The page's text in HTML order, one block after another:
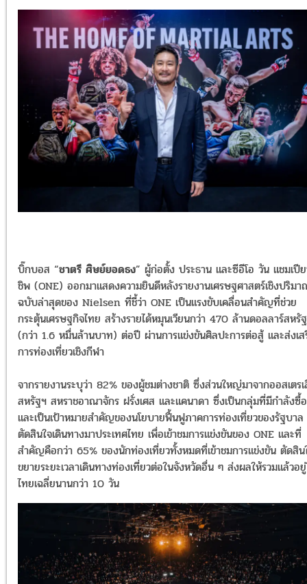
บิ๊กบอส “ชาตรี ศิษย์ยอดธง” ผู้ก่อตั้ง ประธาน และซีอีโอ วัน แชมเปี
ชิพ (ONE) ออกมาแสดงความยินดีหลังรายงานเศรษฐศาสตร์เชิงปริม
ฉบับล่าสุดของ Nielsen ที่ชี้ว่า ONE เป็นแรงขับเคลื่อนสำคัญที่ช่วย
กระตุ้นเศรษฐกิจไทย สร้างรายได้หมุนเวียนกว่า 470 ล้านดอลลาร์สหรัฐ
(กว่า 1.6 หมื่นล้านบาท) ต่อปี ผ่านการแข่งขันศิลปะการต่อสู้ และส่งเ
การท่องเที่ยวเชิงกีฬา
จากรายงานระบุว่า 82% ของผู้ชมต่างชาติ ซึ่งส่วนใหญ่มาจากออสเตร
สหรัฐฯ สหราชอาณาจักร ฝรั่งเศส และแคนาดา ซึ่งเป็นกลุ่มที่มีกำลังซื้
และเป็นเป้าหมายสำคัญของนโยบายฟื้นฟูภาคการท่องเที่ยวของรัฐบาล
ตัดสินใจเดินทางมาประเทศไทย เพื่อเข้าชมการแข่งขันของ ONE และที่
สำคัญคือกว่า 65% ของนักท่องเที่ยวทั้งหมดที่เข้าชมการแข่งขัน ตัดสิน
ขยายระยะเวลาเดินทางท่องเที่ยวต่อในจังหวัดอื่น ๆ ส่งผลให้รวมแล้วอ
ไทยเฉลี่ยนานกว่า 10 วัน